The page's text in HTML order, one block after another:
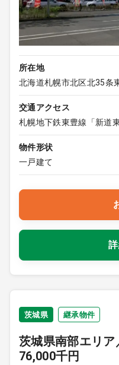
所在地
北海道札幌市北区北35条
交通アクセス
札幌地下鉄東豊線「新道
物件形状
一戸建て
茨城県 継承物件
茨城県南部エリ
76,000千円